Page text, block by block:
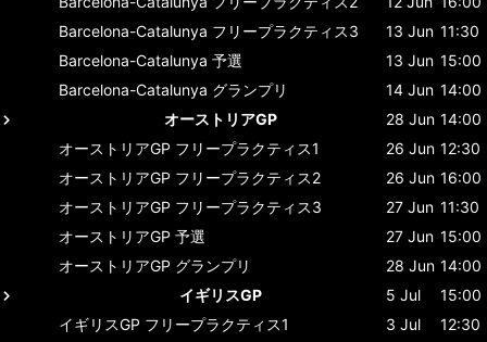
Barcelona-Catalunya フリープラクティス3 13 Jun 11:30
Barcelona-Catalunya 予選 13 Jun 15:00
Barcelona-Catalunya グランプリ 14 Jun 14:00
オーストリアGP
28 Jun 14:00
オーストリアGP フリープラクティス1 26 Jun 12:30
オーストリアGP フリープラクティス2 26 Jun 16:00
オーストリアGP フリープラクティス3 27 Jun 11:30
オーストリアGP 予選 27 Jun 15:00
オーストリアGP グランプリ 28 Jun 14:00
イギリスGP
5 Jul
15:00
イギリスGP フリープラクティス1 3 Jul
12:30